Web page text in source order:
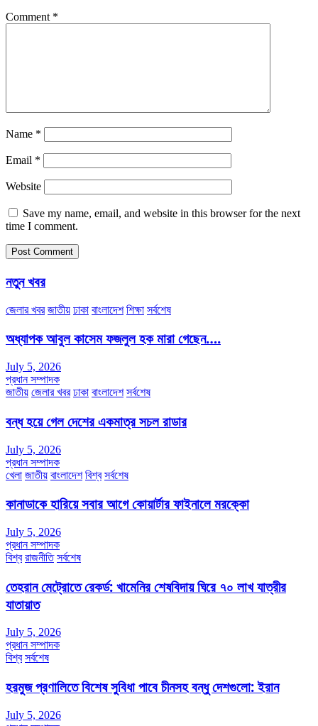
Comment *
Name *
Email *
Website
Save my name, email, and website in this browser for the next
time I comment.
নতুন খবর
জেলার খবর জাতীয় ঢাকা বাংলাদেশ শিক্ষা সর্বশেষ
অধ্যাপক আবুল কাসেম ফজলুল হক মারা গেছেন….
July 5, 2026
প্রধান সম্পাদক
জাতীয় জেলার খবর ঢাকা বাংলাদেশ সর্বশেষ
বন্ধ হয়ে গেল দেশের একমাত্র সচল রাডার
July 5, 2026
প্রধান সম্পাদক
খেলা জাতীয় বাংলাদেশ বিশ্ব সর্বশেষ
কানাডাকে হারিয়ে সবার আগে কোয়ার্টার ফাইনালে মরক্কো
July 5, 2026
প্রধান সম্পাদক
বিশ্ব রাজনীতি সর্বশেষ
তেহরান মেট্রোতে রেকর্ড: খামেনির শেষবিদায় ঘিরে ৭০ লাখ যাত্রীর
যাতায়াত
July 5, 2026
প্রধান সম্পাদক
বিশ্ব সর্বশেষ
হরমুজ প্রণালিতে বিশেষ সুবিধা পাবে চীনসহ বন্ধু দেশগুলো: ইরান
July 5, 2026